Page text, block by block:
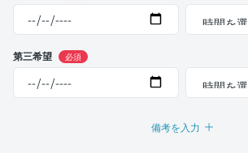
第三希望 必須
備考を入力